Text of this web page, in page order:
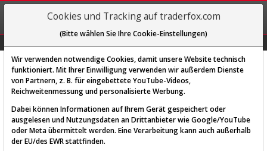
REGIS-
TRIEREN
Diese Funktion ist nur für
Cookies und Tracking auf traderfox.com
(Bitte wählen Sie Ihre Cookie-Einstellungen)
Wir verwenden notwendige Cookies, damit unsere Website technisch
funktioniert. Mit Ihrer Einwilligung verwenden wir außerdem Dienste
von Partnern, z. B. für eingebettete YouTube-Videos,
Reichweitenmessung und personalisierte Werbung.
Dabei können Informationen auf Ihrem Gerät gespeichert oder
ausgelesen und Nutzungsdaten an Drittanbieter wie Google/YouTube
oder Meta übermittelt werden. Eine Verarbeitung kann auch außerhalb
der EU/des EWR stattfinden.